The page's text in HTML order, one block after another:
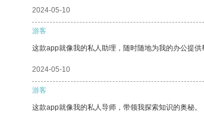
2024-05-10
游客
这款app就像我的私人助理，随时随地为我的办公提
2024-05-10
游客
这款app就像我的私人导师，带领我探索知识的奥秘。